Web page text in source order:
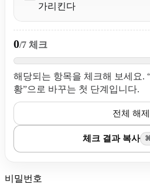
가리킨다
0/7 체크
해당되는 항목을 체크해 보세요.
황”으로 바꾸는 첫 단계입니다.
전체 해제
체크 결과 복사
비밀번호